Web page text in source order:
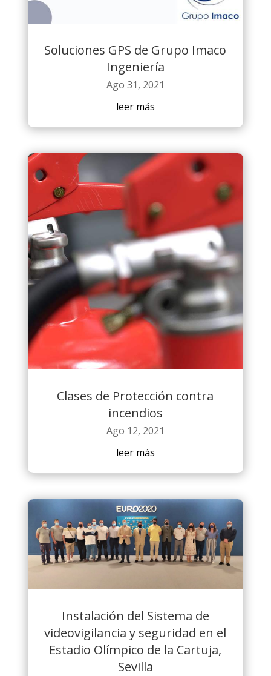
Soluciones GPS de Grupo Imaco
Ingeniería
Ago 31, 2021
leer más
Clases de Protección contra
incendios
Ago 12, 2021
leer más
Instalación del Sistema de
videovigilancia y seguridad en el
Estadio Olímpico de la Cartuja,
Sevilla